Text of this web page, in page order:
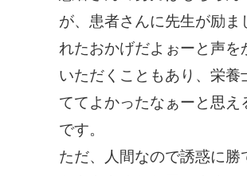
が、患者さんに先生が励ま
れたおかげだよぉーと声を
いただくこともあり、栄養
ててよかったなぁーと思え
です。
ただ、人間なので誘惑に勝